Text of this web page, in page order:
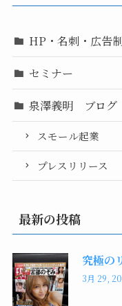
HP・名刺・広告
セミナー
泉澤義明 ブログ
スモール起業
プレスリリース
最新の投稿
究極の
3月 29,